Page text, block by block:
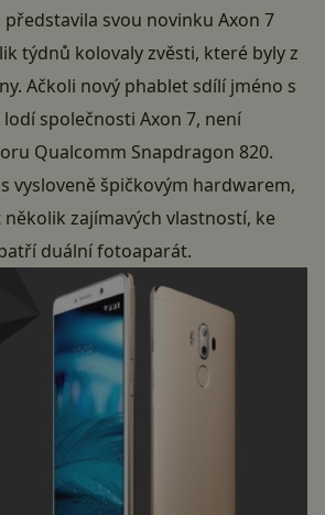
představila svou novinku Axon 7
týdnů kolovaly zvěsti, které byly z
Ačkoli nový phablet sdílí jméno s
společnosti Axon 7, není
Qualcomm Snapdragon 820.
vysloveně špičkovým hardwarem,
zajímavých vlastností, ke
duální fotoaparát.